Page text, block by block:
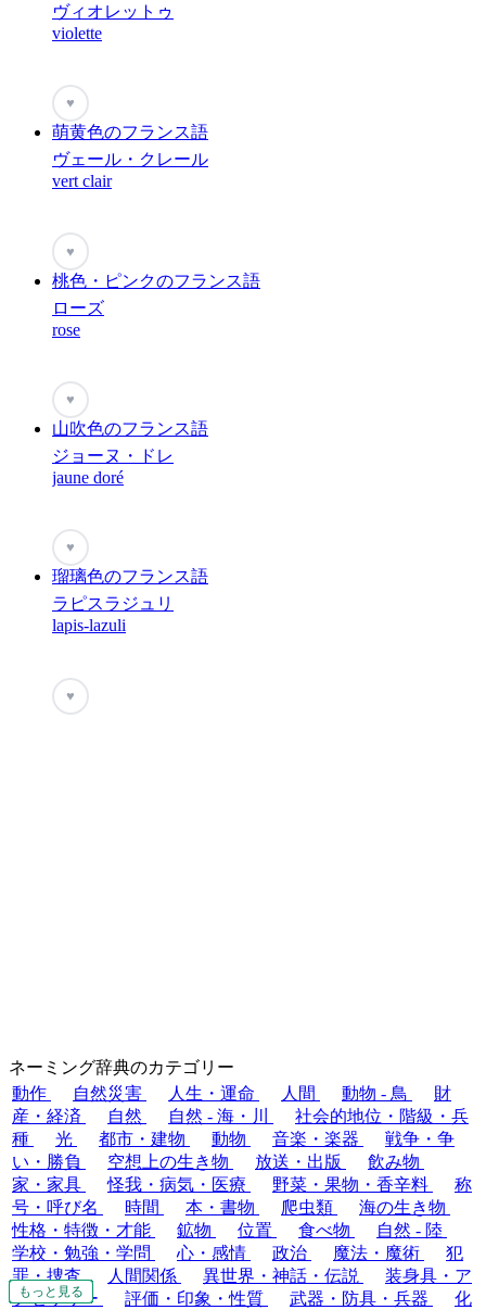
もっと見る
もっと見る
もっと見る
もっと見る
もっと見る
もっと見る
もっと見る
もっと見る
もっと見る
もっと見る
もっと見る
もっと見る
もっと見る
もっと見る
もっと見る
もっと見る
もっと見る
もっと見る
もっと見る
もっと見る
もっと見る
もっと見る
もっと見る
もっと見る
もっと見る
もっと見る
もっと見る
もっと見る
ヴィオレットゥ
violette
♥
萌黄色のフランス語
ヴェール・クレール
vert clair
♥
桃色・ピンクのフランス語
ローズ
rose
もっと見る
♥
山吹色のフランス語
ジョーヌ・ドレ
jaune doré
♥
瑠璃色のフランス語
ラピスラジュリ
lapis-lazuli
♥
ネーミング辞典のカテゴリー
動作
自然災害 人生・運命 人間 動物 - 鳥
財
産・経済
自然 自然 - 海・川
社会的地位・階級・兵
種
光 都市・建物 動物 音楽・楽器
戦争・争
い・勝負
空想上の生き物 放送・出版
飲み物
家・家具
怪我・病気・医療 野菜・果物・香辛料
称
号・呼び名
時間 本・書物 爬虫類
海の生き物
性格・特徴・才能
鉱物 位置 食べ物
自然 - 陸
学校・勉強・学問
心・感情 政治 魔法・魔術
犯
罪・捜査
人間関係 異世界・神話・伝説
装身具・ア
クセサリー
評価・印象・性質 武器・防具・兵器 化